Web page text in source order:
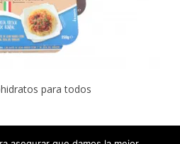
para todos